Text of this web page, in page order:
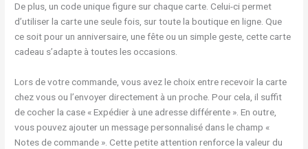
De plus, un code unique figure sur chaque carte. Celui-ci permet
d’utiliser la carte une seule fois, sur toute la boutique en ligne. Que
ce soit pour un anniversaire, une fête ou un simple geste, cette carte
cadeau s’adapte à toutes les occasions.
Lors de votre commande, vous avez le choix entre recevoir la carte
chez vous ou l’envoyer directement à un proche. Pour cela, il suffit
de cocher la case « Expédier à une adresse différente ». En outre,
vous pouvez ajouter un message personnalisé dans le champ «
Notes de commande ». Cette petite attention renforce la valeur du